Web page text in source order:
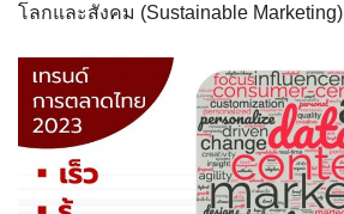
โลกและสังคม (Sustainable Marketing)